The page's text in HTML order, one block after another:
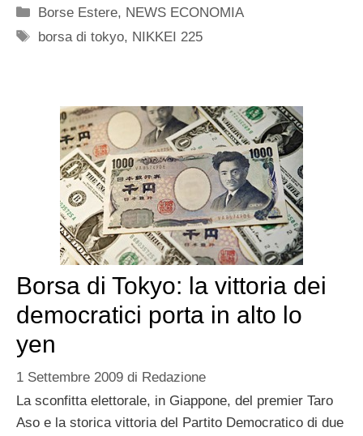
Categorie
Borse Estere, NEWS ECONOMIA
Tag
borsa di tokyo, NIKKEI 225
Borsa di Tokyo: la vittoria dei
democratici porta in alto lo
yen
1 Settembre 2009 di Redazione
La sconfitta elettorale, in Giappone, del premier Taro
Aso e la storica vittoria del Partito Democratico di due